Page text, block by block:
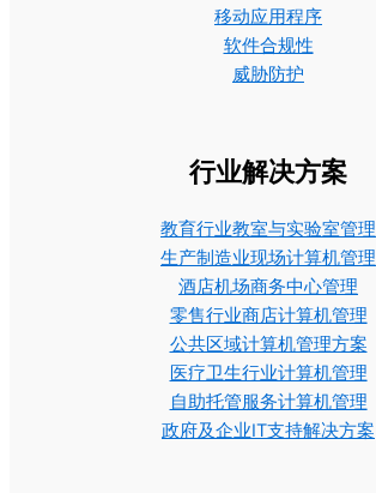
移动应用程序
软件合规性
威胁防护
行业解决方案
教育行业教室与实验室管理
生产制造业现场计算机管理
酒店机场商务中心管理
零售行业商店计算机管理
公共区域计算机管理方案
医疗卫生行业计算机管理
自助托管服务计算机管理
政府及企业IT支持解决方案